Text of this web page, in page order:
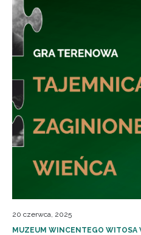
20 czerwca, 2025
MUZEUM WINCENTEGO WITOSA